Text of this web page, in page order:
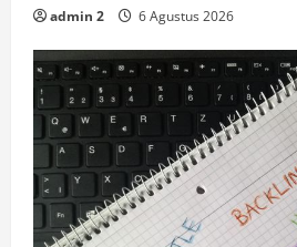
admin 2 6 Agustus 2026